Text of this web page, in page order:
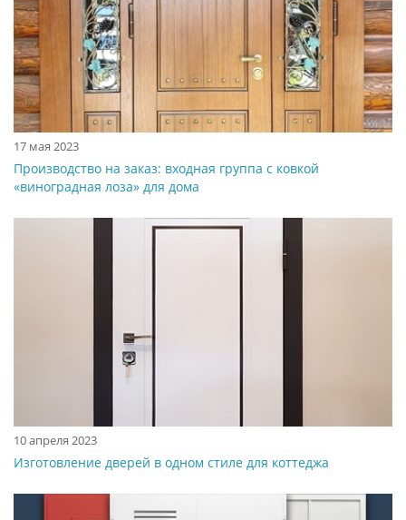
17 мая 2023
Производство на заказ: входная группа с ковкой
«виноградная лоза» для дома
10 апреля 2023
Изготовление дверей в одном стиле для коттеджа